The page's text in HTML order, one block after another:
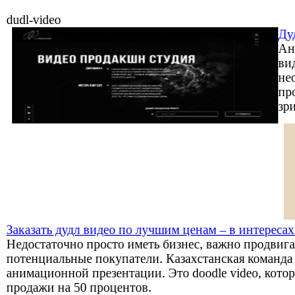
dudl-video
Заказать дудл видео по лучшим ценам – в
Недостаточно просто иметь бизнес, важно
потенциальные покупатели. Казахстанская
анимационной презентации. Это doodle video,
продажи на 50 процентов.